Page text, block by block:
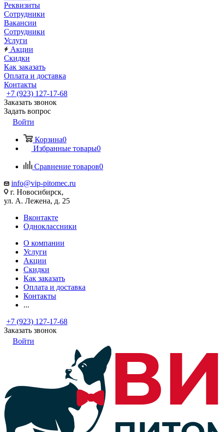
Реквизиты
Сотрудники
Вакансии
Сотрудники
Услуги
Акции
Скидки
Как заказать
Оплата и доставка
Контакты
+7 (923) 127-17-68
Заказать звонок
Задать вопрос
Войти
Корзина0
Избранные товары0
Сравнение товаров0
info@vip-pitomec.ru
г. Новосибирск,
ул. А. Лежена, д. 25
Вконтакте
Одноклассники
О компании
Услуги
Акции
Скидки
Как заказать
Оплата и доставка
Контакты
...
+7 (923) 127-17-68
Заказать звонок
Войти